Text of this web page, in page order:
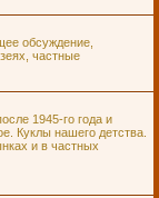
обсуждение,
частные
1945-го года и
Куклы нашего детства.
и в частных